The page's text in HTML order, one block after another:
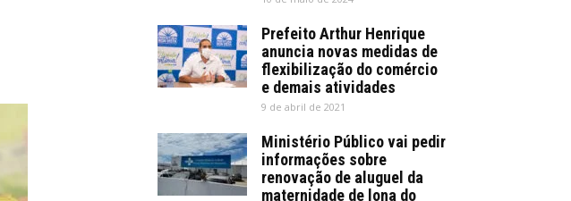
Prefeito Arthur Henrique
anuncia novas medidas de
flexibilização do comércio
e demais atividades
9 de abril de 2021
Ministério Público vai pedir
informações sobre
renovação de aluguel da
maternidade de lona do